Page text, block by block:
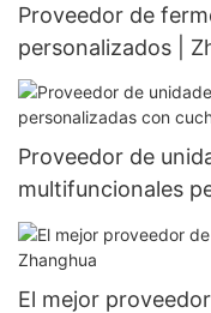
Proveedor de
personalizados |
Proveedor de
multifuncionales
Zhanghua
El mejor